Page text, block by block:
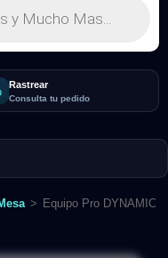
Rastrear
Consulta tu pedido
> Equipo Pro DYNAMIC-